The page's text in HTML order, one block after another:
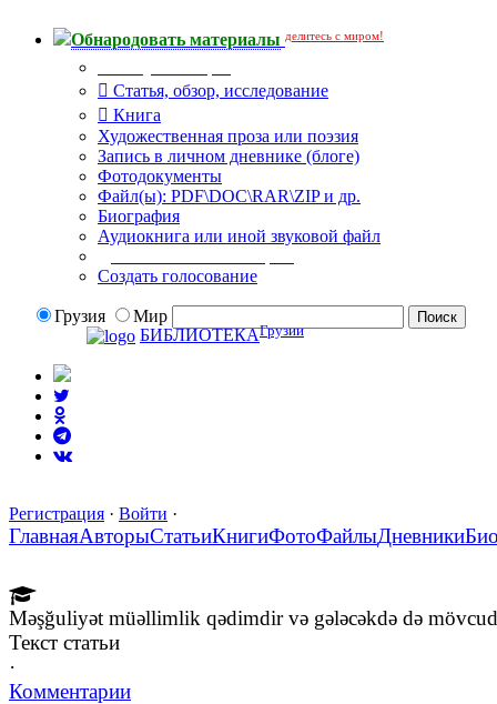
Обнародовать материалы делитесь с миром!
Статья, обзор, исследование
Книга
Художественная проза или поэзия
Запись в личном дневнике (блоге)
Фотодокументы
Файл(ы): PDF\DOC\RAR\ZIP и др.
Биография
Аудиокнига или иной звуковой файл
Создать голосование
Грузия
Мир
БИБЛИОТЕКАГрузии
Регистрация · Войти ·
ГлавнаяАвторыСтатьиКнигиФотоФайлыДневники
Məşğuliyət müəllimlik qədimdir və gələcəkdə də
Текст статьи
·
Комментарии